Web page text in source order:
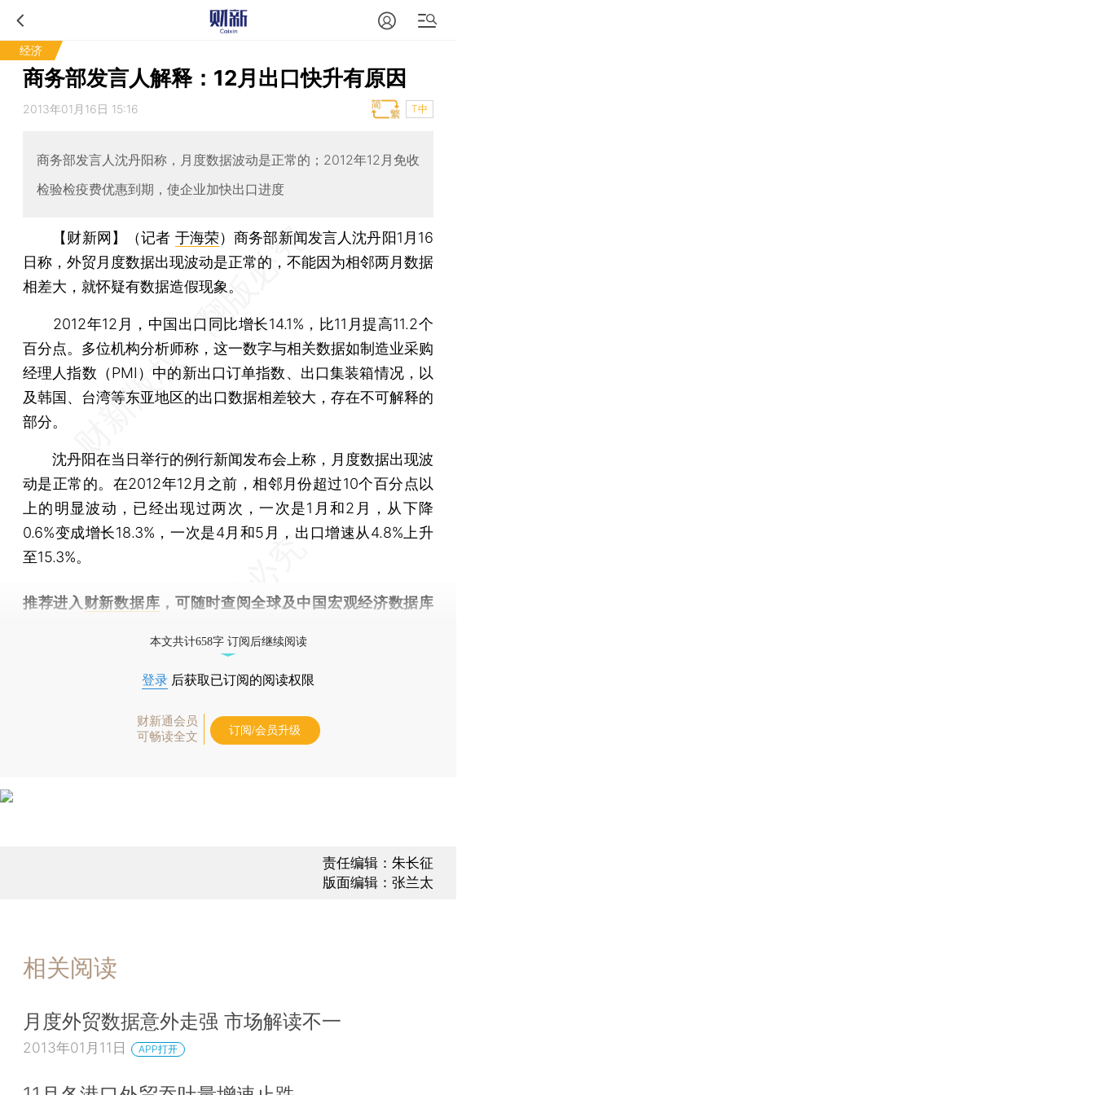
经济
商务部发言人解释：12月出口快升有原因
2013年01月16日 15:16 T中
商务部发言人沈丹阳称，月度数据波动是正常的；2012年12月免收
检验检疫费优惠到期，使企业加快出口进度
【财新网】（记者 于海荣）商务部新闻发言人沈丹阳1月16
日称，外贸月度数据出现波动是正常的，不能因为相邻两月数据
相差大，就怀疑有数据造假现象。
2012年12月，中国出口同比增长14.1%，比11月提高11.2个
百分点。多位机构分析师称，这一数字与相关数据如制造业采购
经理人指数（PMI）中的新出口订单指数、出口集装箱情况，以
及韩国、台湾等东亚地区的出口数据相差较大，存在不可解释的
部分。
沈丹阳在当日举行的例行新闻发布会上称，月度数据出现波
动是正常的。在2012年12月之前，相邻月份超过10个百分点以
上的明显波动，已经出现过两次，一次是1月和2月，从下降
0.6%变成增长18.3%，一次是4月和5月，出口增速从4.8%上升
至15.3%。
推荐进入 财新数据库 ，可随时查阅全球及中国宏观经济数据库
本文共计658字 订阅后继续阅读
登录 后获取已订阅的阅读权限
财新通会员
可畅读全文
订阅/会员升级
责任编辑：朱长征
版面编辑：张兰太
相关阅读
月度外贸数据意外走强 市场解读不一
2013年01月11日 APP打开